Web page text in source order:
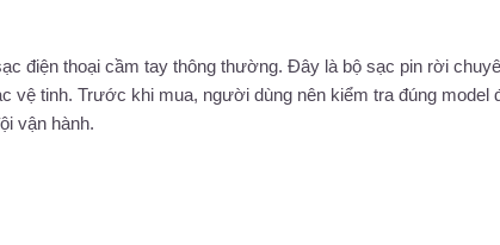
điện thoại cầm tay thông thường. Đây là bộ sạc pin rời
vệ tinh. Trước khi mua, người dùng nên kiểm tra đúng model
vận hành.